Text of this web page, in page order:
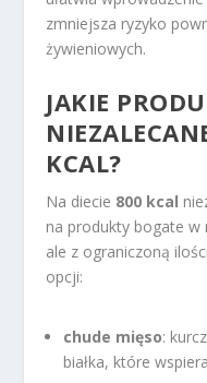
zmniejsza ryzyko
żywieniowych.
JAKIE
KCAL?
Na diecie 800 kcal
na produkty bogate w
ale z ograniczoną
opcji:
chude mięso:
białka, które